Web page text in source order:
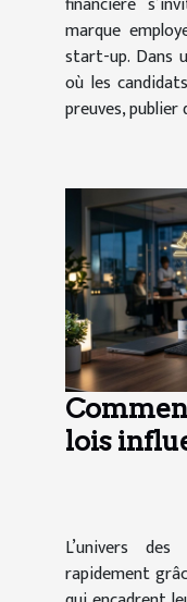
marque
start-up. Dans
où les
preuves, publier
lois
L’univers
rapidement